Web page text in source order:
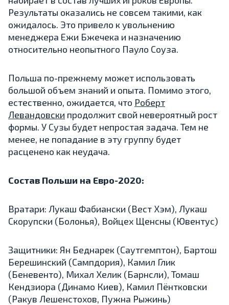
Результаты оказались не совсем такими, как
ожидалось. Это привело к увольнению
менеджера Ежи Бжечека и назначению
относительно неопытного Пауло Соуза.
Польша по-прежнему может использовать
большой объем знаний и опыта. Помимо этого,
естественно, ожидается, что Роберт
Левандовски продолжит свой невероятный рост
формы. У Сузы будет непростая задача. Тем не
менее, не попадание в эту группу будет
расценено как неудача.
Состав Польши на Евро-2020:
Вратари: Лукаш Фабиански (Вест Хэм), Лукаш
Скорупски (Болонья), Войцех Щенсны (Ювентус)
Защитники: Ян Беднарек (Саутгемптон), Бартош
Берешинский (Сампдория), Камил Глик
(Беневенто), Михал Хелик (Барнсли), Томаш
Кендзиора (Динамо Киев), Камил Пёнтковски
(Ракув Лешенстохов, Пужна Рыжинь)